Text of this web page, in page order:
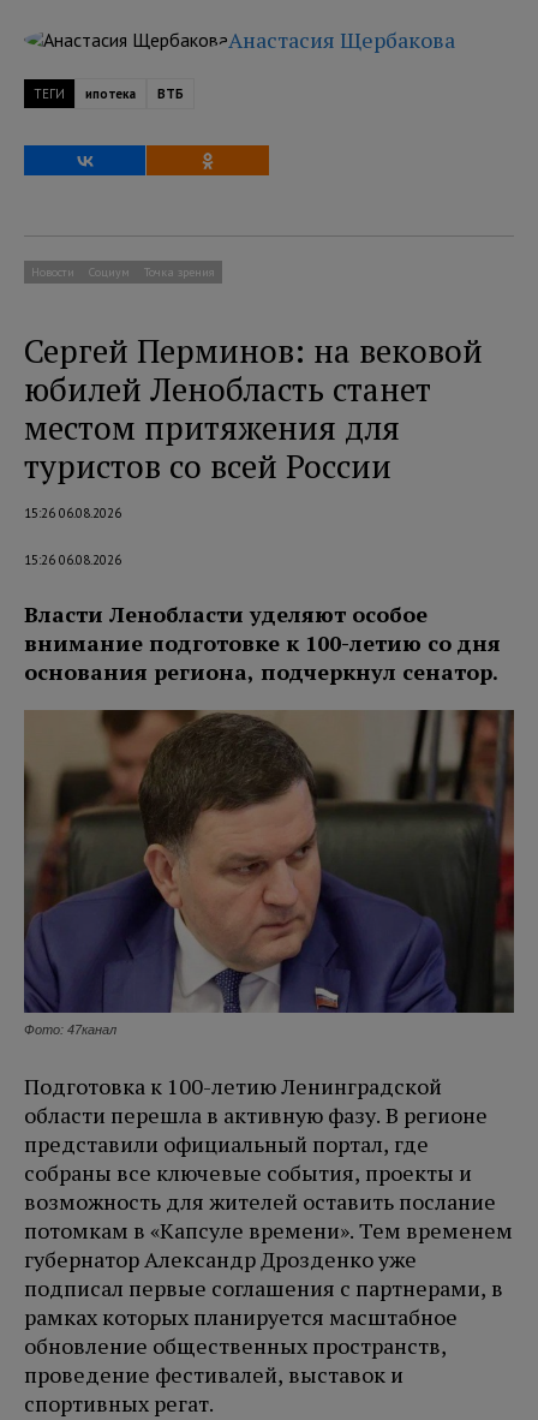
Анастасия Щербакова
ТЕГИ ипотека ВТБ
Новости Социум Точка зрения
Сергей Перминов: на вековой
юбилей Ленобласть станет
местом притяжения для
туристов со всей России
15:26 06.08.2026
15:26 06.08.2026
Власти Ленобласти уделяют особое
внимание подготовке к 100-летию со дня
основания региона, подчеркнул сенатор.
Фото: 47канал
Подготовка к 100-летию Ленинградской
области перешла в активную фазу. В регионе
представили официальный портал, где
собраны все ключевые события, проекты и
возможность для жителей оставить послание
потомкам в «Капсуле времени». Тем временем
губернатор Александр Дрозденко уже
подписал первые соглашения с партнерами, в
рамках которых планируется масштабное
обновление общественных пространств,
проведение фестивалей, выставок и
спортивных регат.